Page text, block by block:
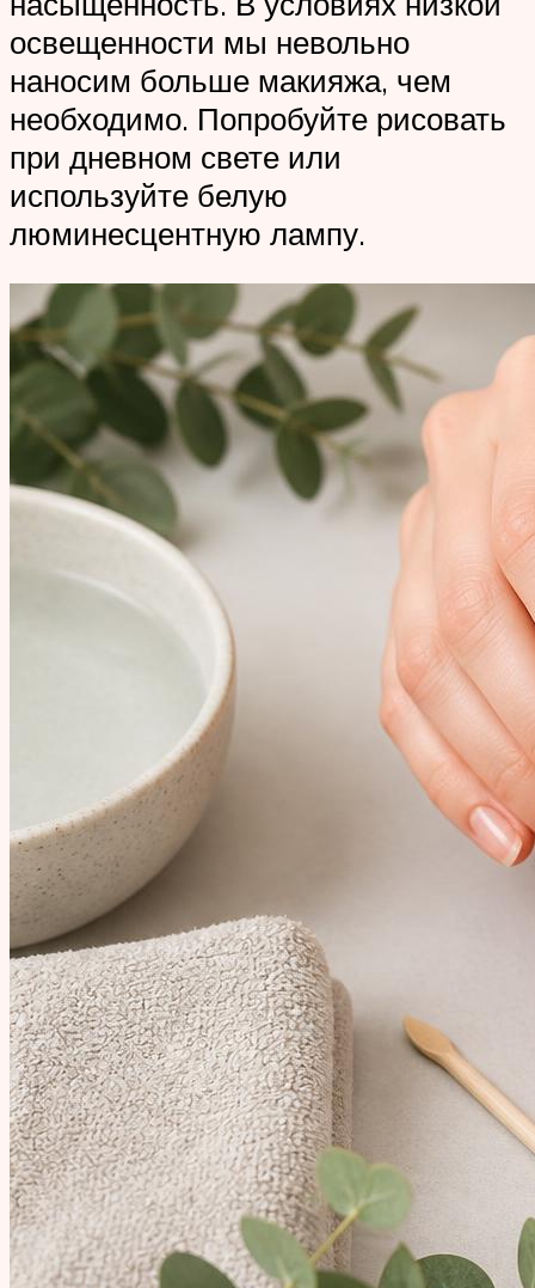
освещенности мы невольно
наносим больше макияжа, чем
необходимо. Попробуйте рисовать
при дневном свете или
используйте белую
люминесцентную лампу.